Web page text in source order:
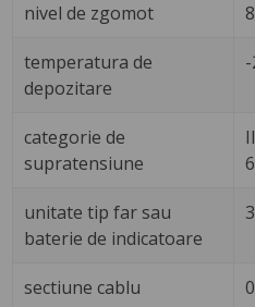
nivel de zgomot
temperatura de
depozitare
categorie de
supratensiune
unitate tip far sau
baterie de indicatoare
sectiune cablu